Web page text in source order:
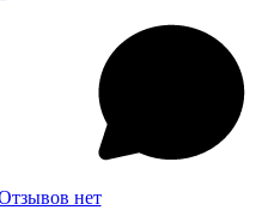
нет